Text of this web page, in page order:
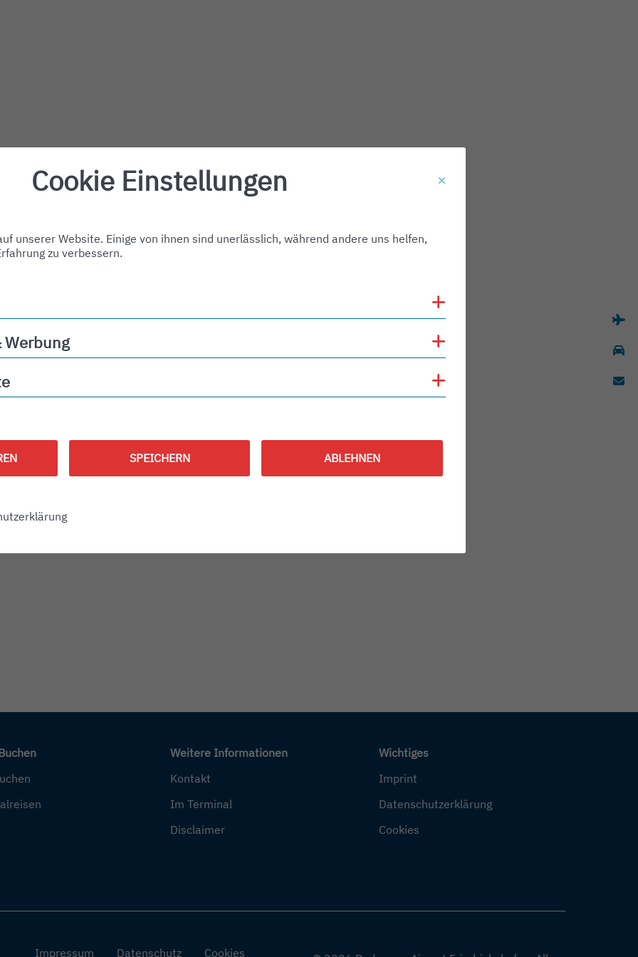
Weitere Informationen
Kontakt
Im Terminal
Disclaimer
Wichtiges
Imprint
Datenschutzerklärung
Cookies
Impressum Datenschutz Cookies
Cookie Einstellungen
unserer Website. Einige von ihnen sind unerlässlich, während andere uns helfen,
zu verbessern.
Werbung
Cookies anzeigen
SPEICHERN ABLEHNEN